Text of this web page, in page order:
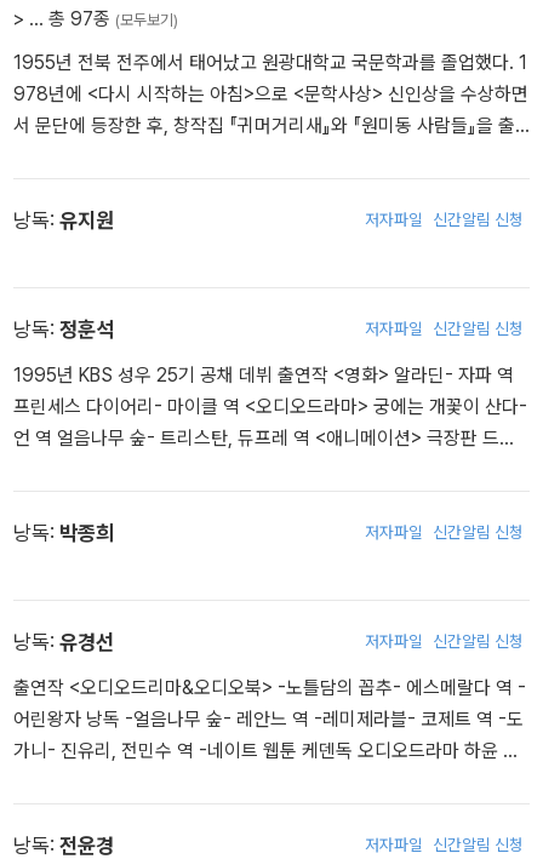
> … 총 97종 (모두보기)
1955년 전북 전주에서 태어났고 원광대학교 국문학과를 졸업했다. 1
978년에 <다시 시작하는 아침>으로 <문학사상> 신인상을 수상하면
서 문단에 등장한 후, 창작집 『귀머거리새』와 『원미동 사람들』을 출
퍼져있던 ‘양귀자 3년 주기설’이 말해주듯 『희망』 『나는 소망한다 내
시대 최고의 베스트셀러 작가로 부상했다. 탁월한 문장력과 놀라울
만큼 정교한 소설적 구성으로 문학성을 담보해내는 양귀자의 소설적
재능은 단편과 장편을 포함, 가장 잘 읽히는 작가로 독자들의 사랑을
받고 있다. 소설집으로, 『귀머거리새』 『원미동 사람들』 『지구를 색칠
하는 페인트공』 『길모퉁이에서 만난 사람』 『슬픔도 힘이 된다』를, 장
편소설 『희망』 『나는 소망한다 내게 금지된 것을』 『천년의 사랑』 『모
야 누리야』가 있다. 1987년 『원미동 사람들』로 유주현문학상을, 19
학상’을, 1999년 <늪>으로 21세기문학상을 수상하였다.
낭독: 유지원 저자파일 신간알림 신청
낭독: 정훈석 저자파일 신간알림 신청
1995년 KBS 성우 25기 공채 데뷔 출연작 <영화> 알라딘- 자파 역
프린세스 다이어리- 마이클 역 <오디오드라마> 궁에는 개꽃이 산다-
언 역 얼음나무 숲- 트리스탄, 듀프레 역 <애니메이션> 극장판 드래
낭독: 박종희 저자파일 신간알림 신청
낭독: 유경선 저자파일 신간알림 신청
출연작 <오디오드리마&오디오북> -노틀담의 꼽추- 에스메랄다 역 -
어린왕자 낭독 -얼음나무 숲- 레안느 역 -레미제라블- 코제트 역 -도
가니- 진유리, 전민수 역 -네이트 웹툰 케덴독 오디오드라마 하윤 역
나 디아볼로스- 서나리 역
낭독: 전윤경 저자파일 신간알림 신청